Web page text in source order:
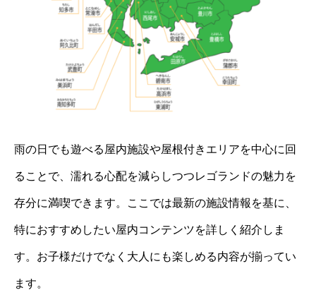
雨の日でも遊べる屋内施設や屋根付きエリアを中心に回
ることで、濡れる心配を減らしつつレゴランドの魅力を
存分に満喫できます。ここでは最新の施設情報を基に、
特におすすめしたい屋内コンテンツを詳しく紹介しま
す。お子様だけでなく大人にも楽しめる内容が揃ってい
ます。